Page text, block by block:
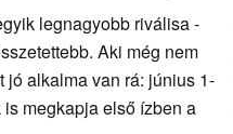
legnagyobb riválisa -
Aki még nem
jó alkalma van rá: június 1-
megkapja első ízben a